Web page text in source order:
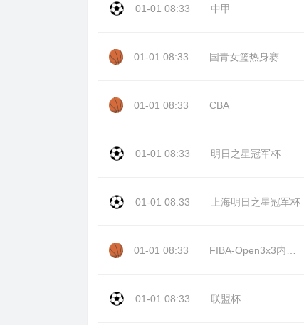
01-01 08:33 中甲
01-01 08:33 国青女篮热身赛
01-01 08:33 CBA
01-01 08:33 明日之星冠军杯
01-01 08:33 上海明日之星冠军杯
01-01 08:33
01-01 08:33 联盟杯